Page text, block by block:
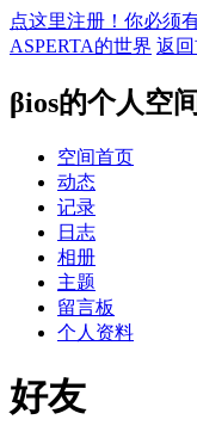
点这里注册！你必须
ASPERTA的世界 返
βios的个人空间
空间首页
动态
记录
日志
相册
主题
留言板
个人资料
好友